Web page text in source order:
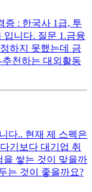
증 : 한국사 1급, 투
니다. 질문 1.금융
하지 못했는데 금
천하는 대외활동
다.. 현재 제 스펙은
기보다 대기업 취
을 쌓는 것이 맞을까
는 것이 좋을까요?